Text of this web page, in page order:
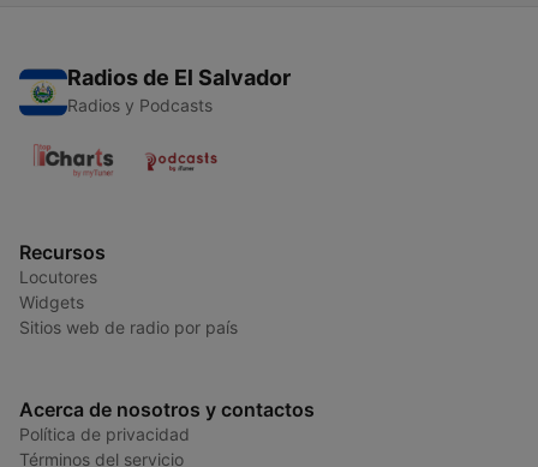
Radios de El Salvador
Radios y Podcasts
Recursos
Locutores
Widgets
Sitios web de radio por país
Acerca de nosotros y contactos
Política de privacidad
Términos del servicio